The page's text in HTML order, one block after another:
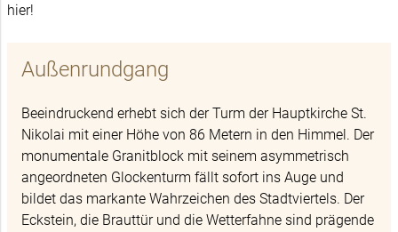
hier!
Außenrundgang
Beeindruckend erhebt sich der Turm der Hauptkirche St.
Nikolai mit einer Höhe von 86 Metern in den Himmel. Der
monumentale Granitblock mit seinem asymmetrisch
angeordneten Glockenturm fällt sofort ins Auge und
bildet das markante Wahrzeichen des Stadtviertels. Der
Eckstein, die Brauttür und die Wetterfahne sind prägende